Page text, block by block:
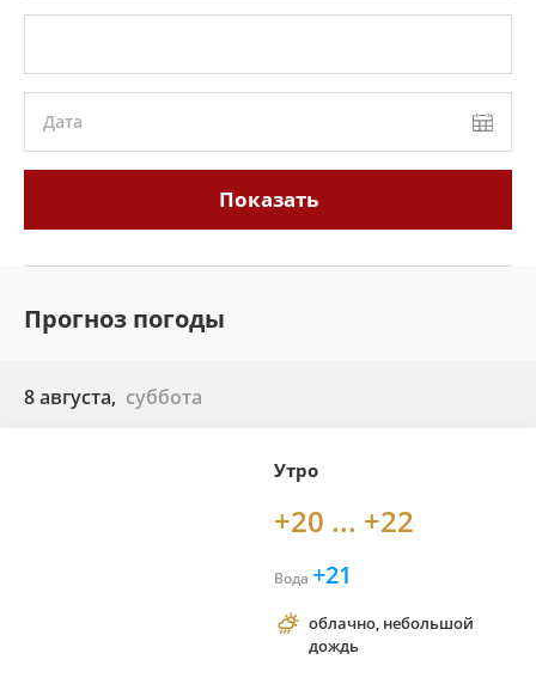
Дата
Показать
Прогноз погоды
8 августа, суббота
Утро
+20 ... +22
Вода +21
облачно, небольшой
дождь